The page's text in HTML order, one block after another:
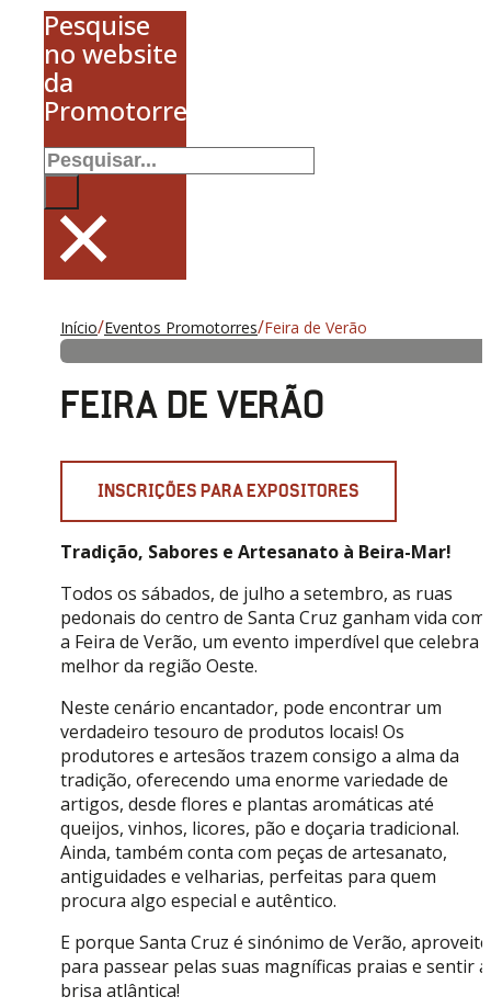
Pesquise
no website
da
Promotorres
Pesquisar
×
Início/Eventos Promotorres/Feira de Verão
FEIRA DE VERÃO
INSCRIÇÕES PARA EXPOSITORES
Tradição, Sabores e Artesanato à Beira-Mar!
Todos os sábados, de julho a setembro, as ruas
pedonais do centro de Santa Cruz ganham vida com
a Feira de Verão, um evento imperdível que celebra
melhor da região Oeste.
Neste cenário encantador, pode encontrar um
verdadeiro tesouro de produtos locais! Os
produtores e artesãos trazem consigo a alma da
tradição, oferecendo uma enorme variedade de
artigos, desde flores e plantas aromáticas até
queijos, vinhos, licores, pão e doçaria tradicional.
Ainda, também conta com peças de artesanato,
antiguidades e velharias, perfeitas para quem
procura algo especial e autêntico.
E porque Santa Cruz é sinónimo de Verão, aproveite
para passear pelas suas magníficas praias e sentir a
brisa atlântica!